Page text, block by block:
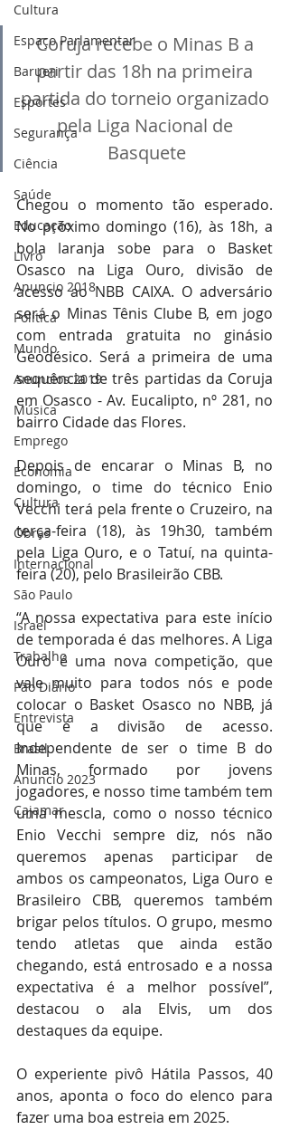
Cultura
Espaço Parlamentar
Barueri
Esportes
Segurança
Ciência
Saúde
Educação
Livro
Anuncio 2018
Politica
Mundo
Anuncios 2019
Música
Emprego
Economia
Cultura
Obras
Internacional
São Paulo
Israel
Trabalho
Pão Diário
Entrevista
Brasil
Anuncio 2023
Cajamar
Coruja recebe o Minas B a
partir das 18h na primeira
partida do torneio organizado
pela Liga Nacional de
Basquete
Chegou o momento tão esperado.
No próximo domingo (16), às 18h, a
bola laranja sobe para o Basket
Osasco na Liga Ouro, divisão de
acesso ao NBB CAIXA. O adversário
será o Minas Tênis Clube B, em jogo
com entrada gratuita no ginásio
Geodésico. Será a primeira de uma
sequência de três partidas da Coruja
em Osasco - Av. Eucalipto, nº 281, no
bairro Cidade das Flores.
Depois de encarar o Minas B, no
domingo, o time do técnico Enio
Vecchi terá pela frente o Cruzeiro, na
terça-feira (18), às 19h30, também
pela Liga Ouro, e o Tatuí, na quinta-
feira (20), pelo Brasileirão CBB.
“A nossa expectativa para este início
de temporada é das melhores. A Liga
Ouro é uma nova competição, que
vale muito para todos nós e pode
colocar o Basket Osasco no NBB, já
que é a divisão de acesso.
Independente de ser o time B do
Minas, formado por jovens
jogadores, e nosso time também tem
uma mescla, como o nosso técnico
Enio Vecchi sempre diz, nós não
queremos apenas participar de
ambos os campeonatos, Liga Ouro e
Brasileiro CBB, queremos também
brigar pelos títulos. O grupo, mesmo
tendo atletas que ainda estão
chegando, está entrosado e a nossa
expectativa é a melhor possível”,
destacou o ala Elvis, um dos
destaques da equipe.
O experiente pivô Hátila Passos, 40
anos, aponta o foco do elenco para
fazer uma boa estreia em 2025.